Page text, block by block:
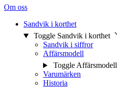
Om oss
Sandvik i korthet
Toggle Sandvik i korthet
Sandvik i siffror
Affärsmodell
Toggle Affärsmodell
Varumärken
Historia